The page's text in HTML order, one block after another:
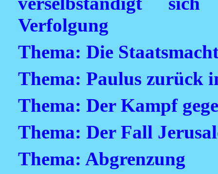
Verfolgung
Thema: Die
Thema: Paulus zurück
Thema: Der Kampf
Thema: Der Fall
Thema: Abgrenzung